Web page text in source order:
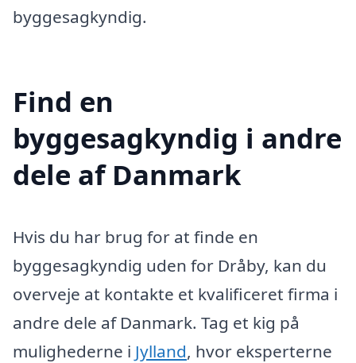
byggesagkyndig.
Find en
byggesagkyndig i andre
dele af Danmark
Hvis du har brug for at finde en
byggesagkyndig uden for Dråby, kan du
overveje at kontakte et kvalificeret firma i
andre dele af Danmark. Tag et kig på
mulighederne i Jylland, hvor eksperterne